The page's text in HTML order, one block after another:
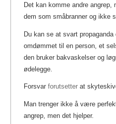
Det kan komme andre angrep,
dem som småbranner og ikke
Du kan se at svart
omdømmet til en person, et
den bruker bakvaskelser og
ødelegge.
Forsvar forutsetter at
Man trenger ikke å være
angrep, men det hjelper.